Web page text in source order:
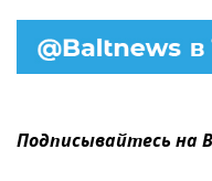
Подписывайтесь на